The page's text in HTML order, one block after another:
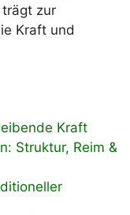
zur
Kraft und
Kraft
Struktur, Reim &